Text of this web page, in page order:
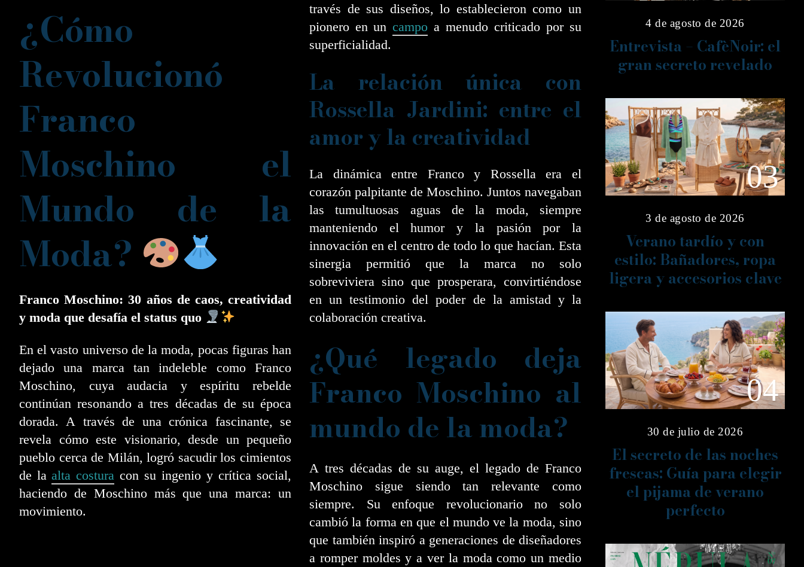
¿Cómo
Revolucionó
Franco
Moschino el
Mundo de la
Moda?
Franco Moschino: 30 años de caos, creatividad
y moda que desafía el status quo
En el vasto universo de la moda, pocas figuras han
dejado una marca tan indeleble como Franco
Moschino, cuya audacia y espíritu rebelde
continúan resonando a tres décadas de su época
dorada. A través de una crónica fascinante, se
revela cómo este visionario, desde un pequeño
pueblo cerca de Milán, logró sacudir los cimientos
de la alta costura con su ingenio y crítica social,
haciendo de Moschino más que una marca: un
movimiento.
través de sus diseños, lo establecieron como un
pionero en un campo a menudo criticado por su
superficialidad.
La relación única con
Rossella Jardini: entre el
amor y la creatividad
La dinámica entre Franco y Rossella era el
corazón palpitante de Moschino. Juntos navegaban
las tumultuosas aguas de la moda, siempre
manteniendo el humor y la pasión por la
innovación en el centro de todo lo que hacían. Esta
sinergia permitió que la marca no solo
sobreviviera sino que prosperara, convirtiéndose
en un testimonio del poder de la amistad y la
colaboración creativa.
¿Qué legado deja
Franco Moschino al
mundo de la moda?
A tres décadas de su auge, el legado de Franco
Moschino sigue siendo tan relevante como
siempre. Su enfoque revolucionario no solo
cambió la forma en que el mundo ve la moda, sino
que también inspiró a generaciones de diseñadores
a romper moldes y a ver la moda como un medio
4 de agosto de 2026
Entrevista – CafèNoir: el
gran secreto revelado
03
3 de agosto de 2026
Verano tardío y con
estilo: Bañadores, ropa
ligera y accesorios clave
04
30 de julio de 2026
El secreto de las noches
frescas: Guía para elegir
el pijama de verano
perfecto